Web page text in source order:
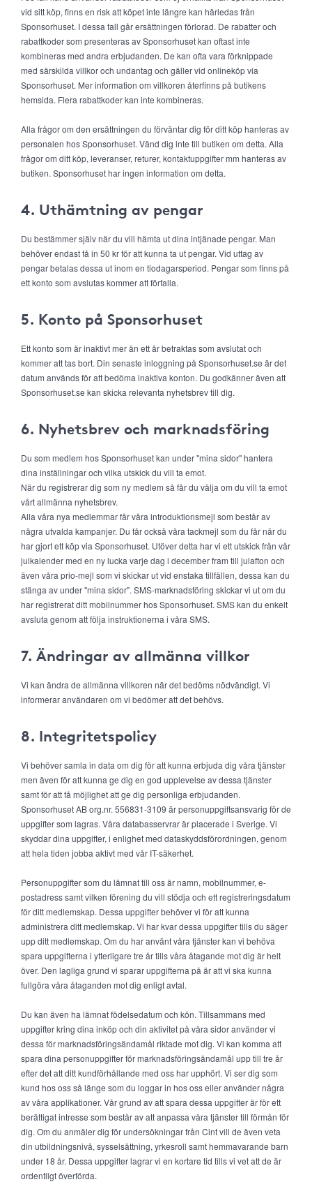
vid sitt köp, finns en risk att köpet inte längre kan härledas från
Sponsorhuset. I dessa fall går ersättningen förlorad. De rabatter och
rabattkoder som presenteras av Sponsorhuset kan oftast inte
kombineras med andra erbjudanden. De kan ofta vara förknippade
med särskilda villkor och undantag och gäller vid onlineköp via
Sponsorhuset. Mer information om villkoren återfinns på butikens
hemsida. Flera rabattkoder kan inte kombineras.
Alla frågor om den ersättningen du förväntar dig för ditt köp hanteras av
personalen hos Sponsorhuset. Vänd dig inte till butiken om detta. Alla
frågor om ditt köp, leveranser, returer, kontaktuppgifter mm hanteras av
butiken. Sponsorhuset har ingen information om detta.
4. Uthämtning av pengar
Du bestämmer själv när du vill hämta ut dina intjänade pengar. Man
behöver endast få in 50 kr för att kunna ta ut pengar. Vid uttag av
pengar betalas dessa ut inom en tiodagarsperiod. Pengar som finns på
ett konto som avslutas kommer att förfalla.
5. Konto på Sponsorhuset
Ett konto som är inaktivt mer än ett år betraktas som avslutat och
kommer att tas bort. Din senaste inloggning på Sponsorhuset.se är det
datum används för att bedöma inaktiva konton. Du godkänner även att
Sponsorhuset.se kan skicka relevanta nyhetsbrev till dig.
6. Nyhetsbrev och marknadsföring
Du som medlem hos Sponsorhuset kan under "mina sidor" hantera
dina inställningar och vilka utskick du vill ta emot.
När du registrerar dig som ny medlem så får du välja om du vill ta emot
vårt allmänna nyhetsbrev.
Alla våra nya medlemmar får våra introduktionsmejl som består av
några utvalda kampanjer. Du får också våra tackmejl som du får när du
har gjort ett köp via Sponsorhuset. Utöver detta har vi ett utskick från vår
julkalender med en ny lucka varje dag i december fram till julafton och
även våra prio-mejl som vi skickar ut vid enstaka tillfällen, dessa kan du
stänga av under "mina sidor". SMS-marknadsföring skickar vi ut om du
har registrerat ditt mobilnummer hos Sponsorhuset. SMS kan du enkelt
avsluta genom att följa instruktionerna i våra SMS.
7. Ändringar av allmänna villkor
Vi kan ändra de allmänna villkoren när det bedöms nödvändigt. Vi
informerar användaren om vi bedömer att det behövs.
8. Integritetspolicy
Vi behöver samla in data om dig för att kunna erbjuda dig våra tjänster
men även för att kunna ge dig en god upplevelse av dessa tjänster
samt för att få möjlighet att ge dig personliga erbjudanden.
Sponsorhuset AB org.nr. 556831-3109 är personuppgiftsansvarig för de
uppgifter som lagras. Våra databasservrar är placerade i Sverige. Vi
skyddar dina uppgifter, i enlighet med dataskyddsförordningen, genom
att hela tiden jobba aktivt med vår IT-säkerhet.
Personuppgifter som du lämnat till oss är namn, mobilnummer, e-
postadress samt vilken förening du vill stödja och ett registreringsdatum
för ditt medlemskap. Dessa uppgifter behöver vi för att kunna
administrera ditt medlemskap. Vi har kvar dessa uppgifter tills du säger
upp ditt medlemskap. Om du har använt våra tjänster kan vi behöva
spara uppgifterna i ytterligare tre år tills våra åtagande mot dig är helt
över. Den lagliga grund vi sparar uppgifterna på är att vi ska kunna
fullgöra våra åtaganden mot dig enligt avtal.
Du kan även ha lämnat födelsedatum och kön. Tillsammans med
uppgifter kring dina inköp och din aktivitet på våra sidor använder vi
dessa för marknadsföringsändamål riktade mot dig. Vi kan komma att
spara dina personuppgifter för marknadsföringsändamål upp till tre år
efter det att ditt kundförhållande med oss har upphört. Vi ser dig som
kund hos oss så länge som du loggar in hos oss eller använder några
av våra applikationer. Vår grund av att spara dessa uppgifter är för ett
berättigat intresse som består av att anpassa våra tjänster till förmån för
dig. Om du anmäler dig för undersökningar från Cint vill de även veta
din utbildningsnivå, sysselsättning, yrkesroll samt hemmavarande barn
under 18 år. Dessa uppgifter lagrar vi en kortare tid tills vi vet att de är
ordentligt överförda.